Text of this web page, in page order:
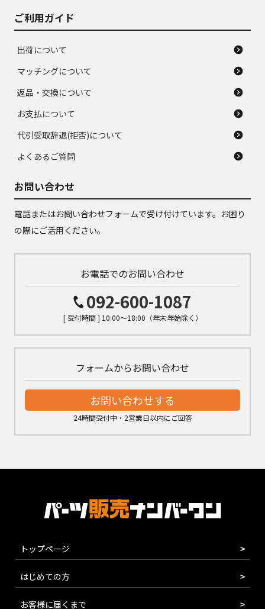
ご利用ガイド
出荷について
マッチングについて
返品・交換について
お支払について
代引受取辞退(拒否)について
よくあるご質問
お問い合わせ
電話またはお問い合わせフォームで受け付けています。お困り
の際にご活用ください。
お電話でのお問い合わせ
092-600-1087
[ 受付時間 ] 10:00～18:00（年末年始除く）
フォームからお問い合わせ
お問い合わせする
24時間受付中・2営業日以内にご回答
トップページ
はじめての方
お客様に届くまで